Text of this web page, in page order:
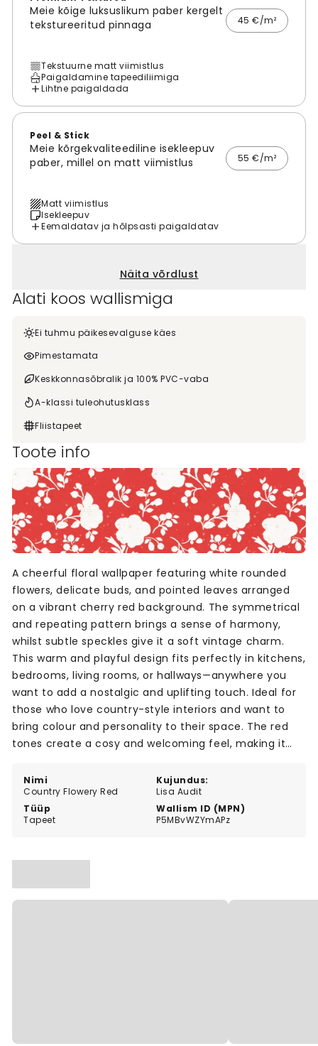
Meie kõige luksuslikum paber kergelt
tekstureeritud pinnaga
45 €/m²
Tekstuurne matt viimistlus
Paigaldamine tapeediliimiga
Lihtne paigaldada
Peel & Stick
Meie kõrgekvaliteediline isekleepuv
paber, millel on matt viimistlus
55 €/m²
Matt viimistlus
Isekleepuv
Eemaldatav ja hõlpsasti paigaldatav
Näita võrdlust
Alati koos wallismiga
Ei tuhmu päikesevalguse käes
Pimestamata
Keskkonnasõbralik ja 100% PVC-vaba
A-klassi tuleohutusklass
Fliistapeet
Toote info
Nimi
Country Flowery Red
Kujundus:
Lisa Audit
Tüüp
Tapeet
Wallism ID (MPN)
P5MBvWZYmAPz
A cheerful floral wallpaper featuring white rounded
flowers, delicate buds, and pointed leaves arranged
on a vibrant cherry red background. The symmetrical
and repeating pattern brings a sense of harmony,
whilst subtle speckles give it a soft vintage charm.
This warm and playful design fits perfectly in kitchens,
bedrooms, living rooms, or hallways—anywhere you
want to add a nostalgic and uplifting touch. Ideal for
those who love country-style interiors and want to
bring colour and personality to their space. The red
tones create a cosy and welcoming feel, making it